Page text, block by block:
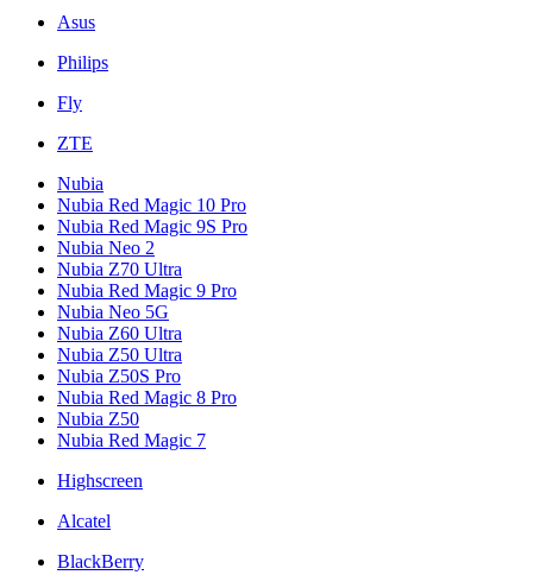
Asus
Philips
Fly
ZTE
Nubia
Nubia Red Magic 10 Pro
Nubia Red Magic 9S Pro
Nubia Neo 2
Nubia Z70 Ultra
Nubia Red Magic 9 Pro
Nubia Neo 5G
Nubia Z60 Ultra
Nubia Z50 Ultra
Nubia Z50S Pro
Nubia Red Magic 8 Pro
Nubia Z50
Nubia Red Magic 7
Highscreen
Alcatel
BlackBerry